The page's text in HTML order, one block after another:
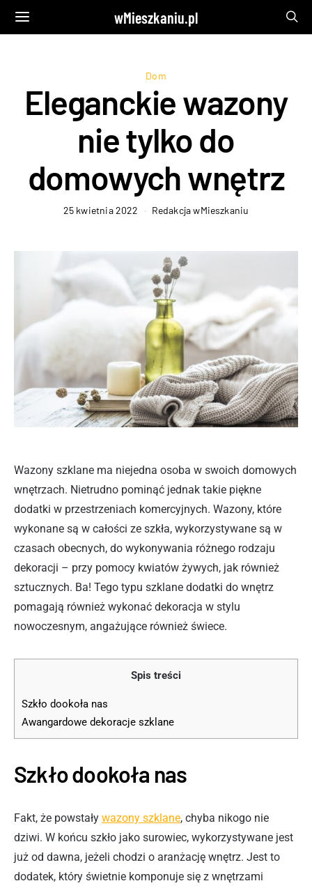
wMieszkaniu.pl
Dom
Eleganckie wazony
nie tylko do
domowych wnętrz
25 kwietnia 2022 Redakcja wMieszkaniu
Wazony szklane ma niejedna osoba w swoich domowych
wnętrzach. Nietrudno pominąć jednak takie piękne
dodatki w przestrzeniach komercyjnych. Wazony, które
wykonane są w całości ze szkła, wykorzystywane są w
czasach obecnych, do wykonywania różnego rodzaju
dekoracji – przy pomocy kwiatów żywych, jak również
sztucznych. Ba! Tego typu szklane dodatki do wnętrz
pomagają również wykonać dekoracja w stylu
nowoczesnym, angażujące również świece.
Spis treści
Szkło dookoła nas
Awangardowe dekoracje szklane
Szkło dookoła nas
Fakt, że powstały wazony szklane, chyba nikogo nie
dziwi. W końcu szkło jako surowiec, wykorzystywane jest
już od dawna, jeżeli chodzi o aranżację wnętrz. Jest to
dodatek, który świetnie komponuje się z wnętrzami